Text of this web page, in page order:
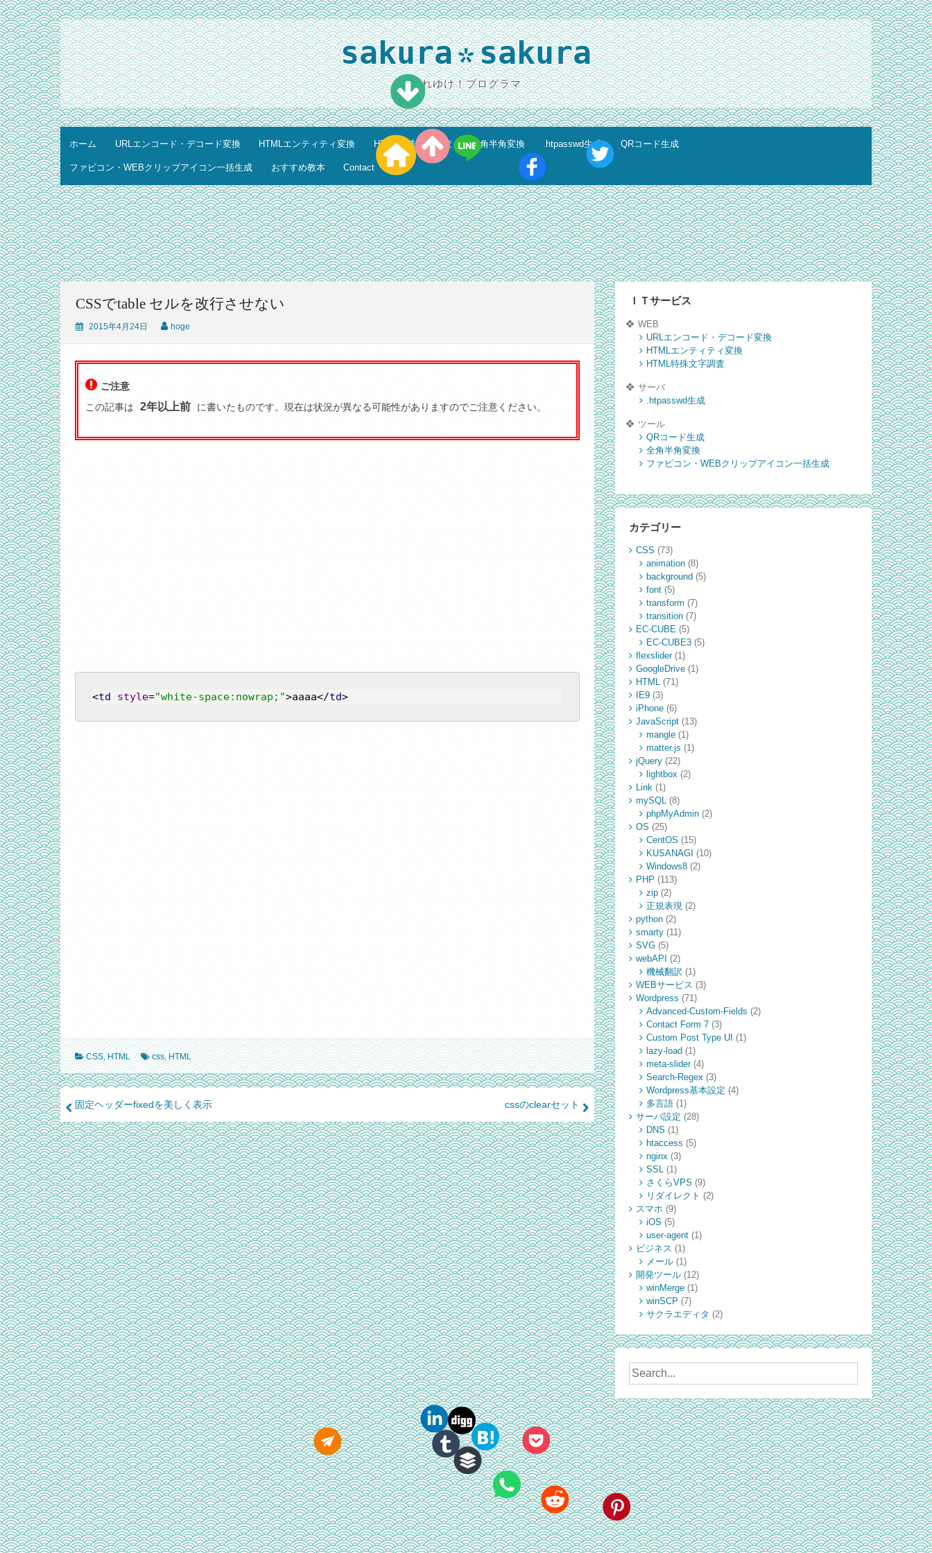
sakura*sakura
それゆけ！プログラマ
ホーム URLエンコード・デコード変換 HTMLエンティティ変換 HTML特殊文字調査 全角半角変換 .htpasswd生成 QRコード生成
ファビコン・WEBクリップアイコン一括生成 おすすめ教本 Contact
CSSでtable セルを改行させない
2015年4月24日 hoge
ご注意
この記事は
2年以上前 に書いたものです。現在は状況が異なる可能性がありますのでご注意ください。
<td style="white-space:nowrap;">aaaa</td>
CSS,HTML css,HTML
Post
navigation
固定ヘッダーfixedを美しく表示 cssのclearセット
ＩＴサービス
WEB
URLエンコード・デコード変換
HTMLエンティティ変換
HTML特殊文字調査
サーバ
.htpasswd生成
ツール
QRコード生成
全角半角変換
ファビコン・WEBクリップアイコン一括生成
カテゴリー
CSS (73)
animation(8)
background (5)
font(5)
transform (7)
transition(7)
EC-CUBE (5)
EC-CUBE3(5)
flexslider(1)
GoogleDrive(1)
HTML
(71)
IE9(3)
iPhone(6)
JavaScript(13)
mangle(1)
matter.js (1)
jQuery(22)
lightbox (2)
Link (1)
mySQL
(8)
phpMyAdmin(2)
OS (25)
CentOS (15)
KUSANAGI (10)
Windows8(2)
PHP (113)
zip(2)
正規表現 (2)
python(2)
smarty(11)
SVG(5)
webAPI
(2)
機械翻訳 (1)
WEBサービス (3)
Wordpress (71)
Advanced-Custom-Fields (2)
Contact Form 7(3)
Custom Post Type UI (1)
lazy-load (1)
meta-slider(4)
Search-Regex (3)
Wordpress基本設定 (4)
多言語(1)
サーバ設定 (28)
DNS (1)
htaccess (5)
nginx (3)
SSL
(1)
さくらVPS (9)
リダイレクト (2)
スマホ (9)
iOS (5)
user-agent(1)
ビジネス (1)
メール(1)
開発ツール(12)
winMerge(1)
winSCP (7)
サクラエディタ (2)